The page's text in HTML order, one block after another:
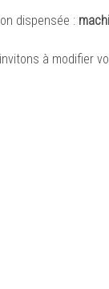
dispensée :
à modifier